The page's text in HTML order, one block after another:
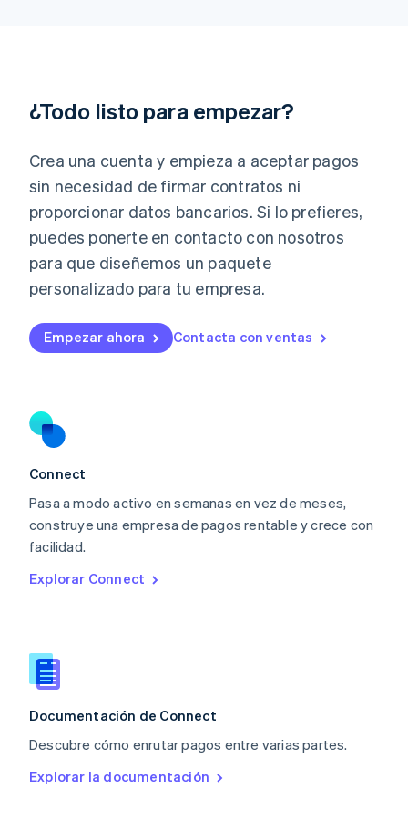
¿Todo listo para empezar?
Crea una cuenta y empieza a aceptar pagos
sin necesidad de firmar contratos ni
proporcionar datos bancarios. Si lo prefieres,
puedes ponerte en contacto con nosotros
para que diseñemos un paquete
personalizado para tu empresa.
Empezar ahora Contacta con ventas
Connect
Pasa a modo activo en semanas en vez de meses,
construye una empresa de pagos rentable y crece con
facilidad.
Explorar Connect
Documentación de Connect
Descubre cómo enrutar pagos entre varias partes.
Explorar la documentación
English
Italiano English
日本語English
Letonia
English
Liechtenstein
Deutsch English
Lituania
Luxemburgo
FrançaisDeutschEnglish
Malasia
México
Español
Noruega
Nueva Zelandia
English
Países Bajos
Polonia
RAE de Hong Kong, China
English
Reino Unido
English
English
English